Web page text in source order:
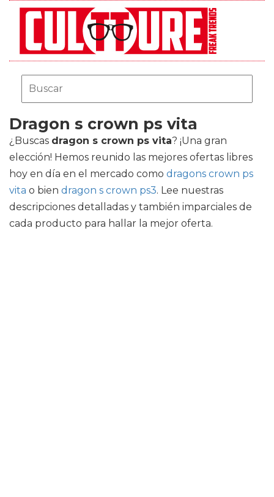
Dragon s crown ps vita
¿Buscas dragon s crown ps vita? ¡Una gran
elección! Hemos reunido las mejores ofertas libres
hoy en día en el mercado como dragons crown ps
vita o bien dragon s crown ps3. Lee nuestras
descripciones detalladas y también imparciales de
cada producto para hallar la mejor oferta.